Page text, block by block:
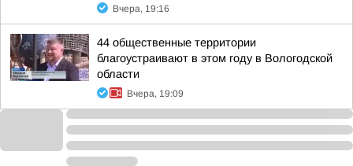
Вчера, 19:16
44 общественные территории
благоустраивают в этом году в Вологодской
области
Вчера, 19:09